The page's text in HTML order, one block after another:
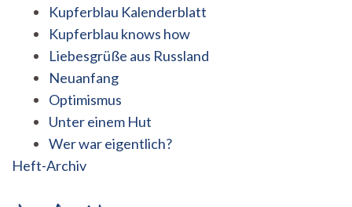
Kupferblau Kalenderblatt
Kupferblau knows how
Liebesgrüße aus Russland
Neuanfang
Optimismus
Unter einem Hut
Wer war eigentlich?
Heft-Archiv